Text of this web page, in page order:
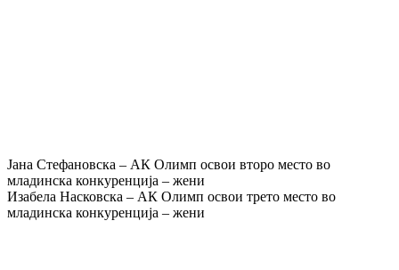
Јана Стефановска – АК Олимп освои второ место во
младинска конкуренција – жени
Изабела Насковска – АК Олимп освои трето место во
младинска конкуренција – жени